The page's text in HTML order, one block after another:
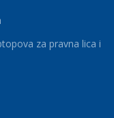
za pravna lica i